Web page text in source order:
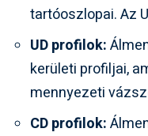
tartóoszlopai. Az
UD profilok:
kerületi profiljai,
mennyezeti
CD profilok: